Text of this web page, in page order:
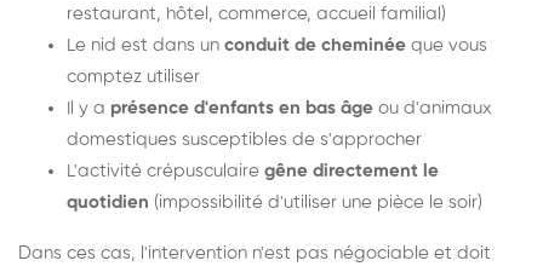
restaurant, hôtel, commerce, accueil familial)
Le nid est dans un conduit de cheminée que vous
comptez utiliser
Il y a présence d'enfants en bas âge ou d'animaux
domestiques susceptibles de s'approcher
L'activité crépusculaire gêne directement le
quotidien (impossibilité d'utiliser une pièce le soir)
Dans ces cas, l'intervention n'est pas négociable et doit